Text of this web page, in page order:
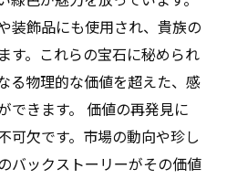
装飾品にも使用され、貴族の
す。これらの宝石に秘められ
る物理的な価値を超えた、感
できます。 価値の再発見に
可欠です。市場の動向や珍し
バックストーリーがその価値